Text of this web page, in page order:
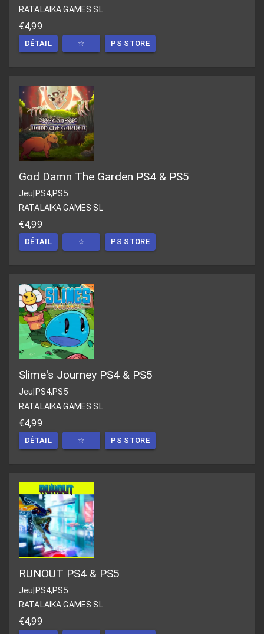
RATALAIKA GAMES SL
€4,99
DÉTAIL ☆ PS STORE
God Damn The Garden PS4 & PS5
Jeu|PS4,PS5
RATALAIKA GAMES SL
€4,99
DÉTAIL ☆ PS STORE
Slime's Journey PS4 & PS5
Jeu PS4,PS5
RATALAIKA GAMES SL
€4,99
DÉTAIL ☆ PS STORE
RUNOUT PS4 & PS5
Jeu|PS4,PS5
RATALAIKA GAMES SL
€4,99